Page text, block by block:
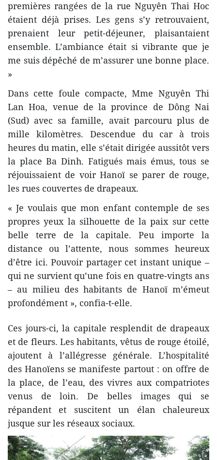
premières rangées de la rue Nguyên Thai Hoc
étaient déjà prises. Les gens s’y retrouvaient,
prenaient leur petit-déjeuner, plaisantaient
ensemble. L’ambiance était si vibrante que je
me suis dépêché de m’assurer une bonne place.
»
Dans cette foule compacte, Mme Nguyên Thi
Lan Hoa, venue de la province de Dông Nai
(Sud) avec sa famille, avait parcouru plus de
mille kilomètres. Descendue du car à trois
heures du matin, elle s’était dirigée aussitôt vers
la place Ba Dinh. Fatigués mais émus, tous se
réjouissaient de voir Hanoï se parer de rouge,
les rues couvertes de drapeaux.
« Je voulais que mon enfant contemple de ses
propres yeux la silhouette de la paix sur cette
belle terre de la capitale. Peu importe la
distance ou l’attente, nous sommes heureux
d’être ici. Pouvoir partager cet instant unique –
qui ne survient qu’une fois en quatre-vingts ans
– au milieu des habitants de Hanoï m’émeut
profondément », confia-t-elle.
Ces jours-ci, la capitale resplendit de drapeaux
et de fleurs. Les habitants, vêtus de rouge étoilé,
ajoutent à l’allégresse générale. L’hospitalité
des Hanoïens se manifeste partout : on offre de
la place, de l’eau, des vivres aux compatriotes
venus de loin. De belles images qui se
répandent et suscitent un élan chaleureux
jusque sur les réseaux sociaux.